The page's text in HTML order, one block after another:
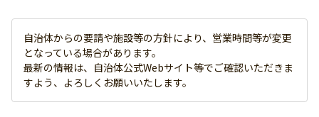
自治体からの要請や施設等の方針により、営業時間等が変更
となっている場合があります。
最新の情報は、自治体公式Webサイト等でご確認いただきま
すよう、よろしくお願いいたします。